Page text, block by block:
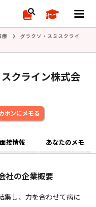
療
グラクソ・スミスクライ
クライン株式会
ホンにメモる
面接情報 あなたのメモ
社の企業概要
集し、力を合わせて病に